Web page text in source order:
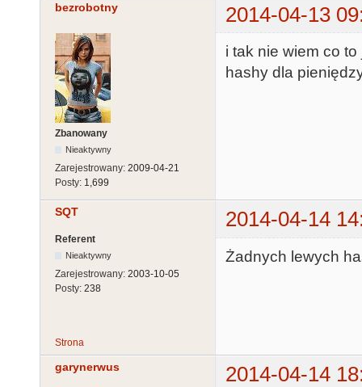
bezrobotny 2014-04-13
Zbanowany
Nieaktywny
Zarejestrowany: 2009-04-21
Posty: 1,699
i tak nie wiem co
hashy dla
SQT 2014-04-14
Referent
Nieaktywny
Zarejestrowany: 2003-10-05
Posty: 238
Żadnych lewych
Strona
garynerwus 2014-04-14